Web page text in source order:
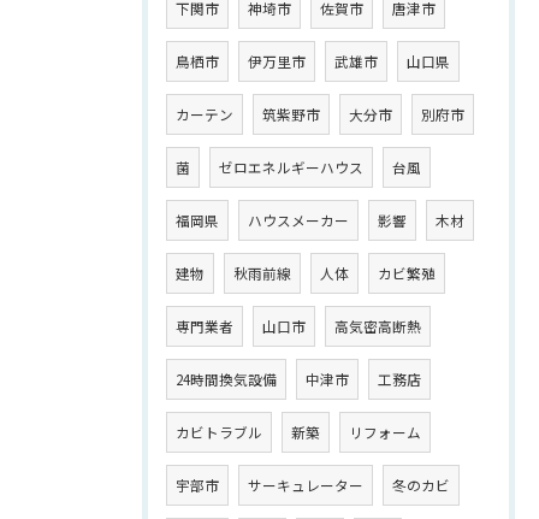
下関市 神埼市 佐賀市 唐津市
鳥栖市 伊万里市 武雄市 山口県
カーテン 筑紫野市 大分市 別府市
菌 ゼロエネルギーハウス 台風
福岡県 ハウスメーカー 影響 木材
建物 秋雨前線 人体 カビ繁殖
専門業者 山口市 高気密高断熱
24時間換気設備 中津市 工務店
カビトラブル 新築 リフォーム
宇部市 サーキュレーター 冬のカビ